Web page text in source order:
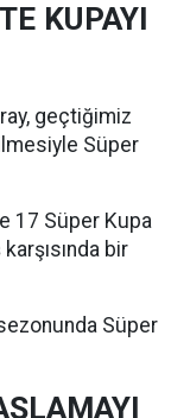
KUPAYI
geçtiğimiz
Süper
17 Süper Kupa
bir
Süper